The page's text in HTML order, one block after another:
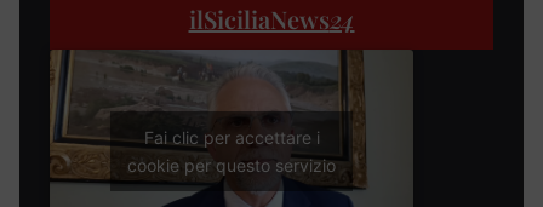
ilSiciliaNews24
Fai clic per accettare i
cookie per questo servizio